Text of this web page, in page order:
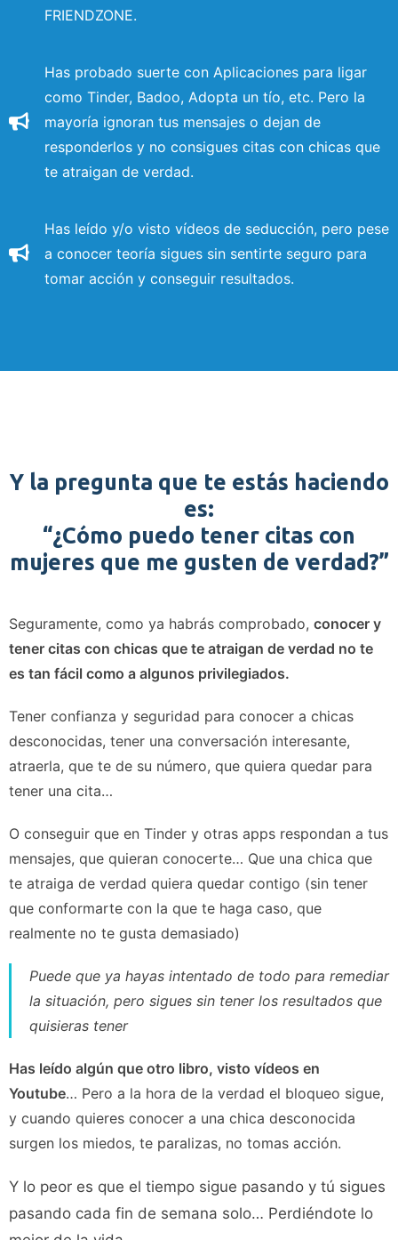
FRIENDZONE.
Has probado suerte con Aplicaciones para ligar
como Tinder, Badoo, Adopta un tío, etc. Pero la
mayoría ignoran tus mensajes o dejan de
responderlos y no consigues citas con chicas que
te atraigan de verdad.
Has leído y/o visto vídeos de seducción, pero pese
a conocer teoría sigues sin sentirte seguro para
tomar acción y conseguir resultados.
Y la pregunta que te estás haciendo
es:
“¿Cómo puedo tener citas con
mujeres que me gusten de verdad?”
Seguramente, como ya habrás comprobado, conocer y
tener citas con chicas que te atraigan de verdad no te
es tan fácil como a algunos privilegiados.
Tener confianza y seguridad para conocer a chicas
desconocidas, tener una conversación interesante,
atraerla, que te de su número, que quiera quedar para
tener una cita…
O conseguir que en Tinder y otras apps respondan a tus
mensajes, que quieran conocerte… Que una chica que
te atraiga de verdad quiera quedar contigo (sin tener
que conformarte con la que te haga caso, que
realmente no te gusta demasiado)
Puede que ya hayas intentado de todo para remediar
la situación, pero sigues sin tener los resultados que
quisieras tener
Has leído algún que otro libro, visto vídeos en
Youtube… Pero a la hora de la verdad el bloqueo sigue,
y cuando quieres conocer a una chica desconocida
surgen los miedos, te paralizas, no tomas acción.
Y lo peor es que el tiempo sigue pasando y tú sigues
pasando cada fin de semana solo… Perdiéndote lo